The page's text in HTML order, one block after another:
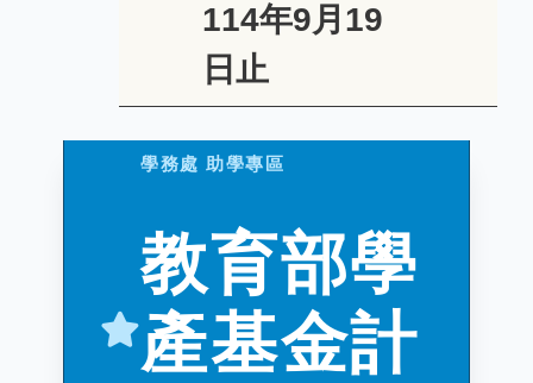
114年9月19
日止
學務處 助學專區
教育部學
產基金計